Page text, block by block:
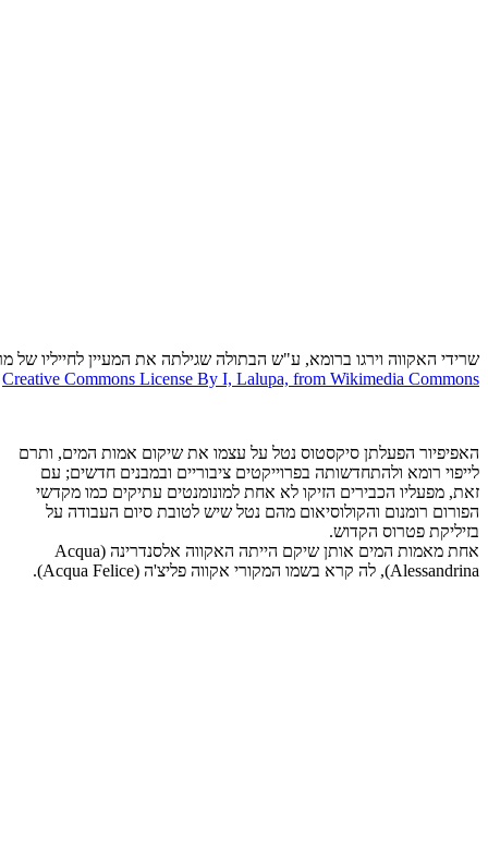
שרידי האקווה וירגו ברומא, ע"ש הבתולה שגילתה את המעיין לחייליו של
Creative Commons License By I, Lalupa, from Wikimedia Commons
האפיפיור הפעלתן סיקסטוס נטל על עצמו את שיקום אמות המים, ותרם
לייפוי רומא ולהתחדשותה בפרוייקטים ציבוריים ובמבנים חדשים; עם
זאת, מפעליו הכבירים הזיקו לא אחת למונומנטים עתיקים כמו מקדשי
הפורום רומנום והקולוסיאום מהם נטל שיש לטובת סיום העבודה על
בזיליקת פטרוס הקדוש.
אחת מאמות המים אותן שיקם הייתה האקווה אלסנדרינה (Acqua
Alessandrina), לה קרא בשמו המקורי אקווה פליצ'ה (Acqua Felice).